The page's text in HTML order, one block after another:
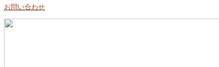
お問い合わせ